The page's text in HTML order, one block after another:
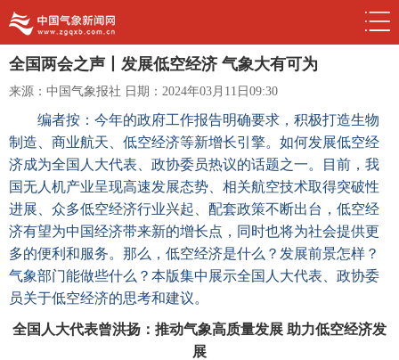
全国两会之声丨发展低空经济 气象大有可为
来源：中国气象报社 日期：2024年03月11日09:30
编者按：今年的政府工作报告明确要求，积极打造生物
制造、商业航天、低空经济等新增长引擎。如何发展低空经
济成为全国人大代表、政协委员热议的话题之一。目前，我
国无人机产业呈现高速发展态势、相关航空技术取得突破性
进展、众多低空经济行业兴起、配套政策不断出台，低空经
济有望为中国经济带来新的增长点，同时也将为社会提供更
多的便利和服务。那么，低空经济是什么？发展前景怎样？
气象部门能做些什么？本版集中展示全国人大代表、政协委
员关于低空经济的思考和建议。
全国人大代表曾洪扬：推动气象高质量发展 助力低空经济发
展